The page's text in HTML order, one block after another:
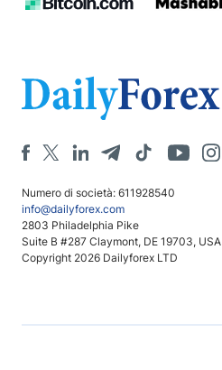
Numero di società: 611928540
info@dailyforex.com
2803 Philadelphia Pike
Suite B #287 Claymont, DE 19703, USA
Copyright 2026 Dailyforex LTD